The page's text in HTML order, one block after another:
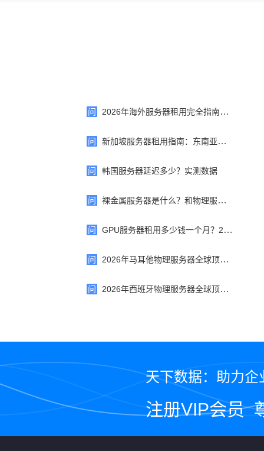
问 2026年海外服务器租用完全指南：6大热门地区对比
问 新加坡服务器租用指南：东南亚业务首
问 韩国服务器延迟多少？实测数据
问 裸金属服务器是什么？和物理服务器区别
问 GPU服务器租用多少钱一个月？2026最新价格
问 2026年马耳他物理服务器全球顶级厂商推荐10家：价格、优势...
问 2026年西班牙物理服务器全球顶级厂商推荐10家：价格、优势...
天下数据：助力企
注册VIP会员